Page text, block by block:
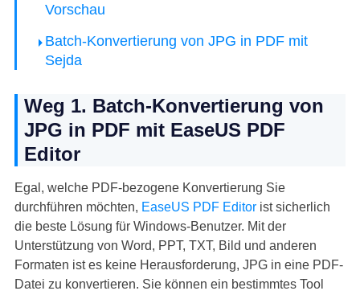
Vorschau
Batch-Konvertierung von JPG in PDF mit
Sejda
Weg 1. Batch-Konvertierung von
JPG in PDF mit EaseUS PDF
Editor
Egal, welche PDF-bezogene Konvertierung Sie
durchführen möchten, EaseUS PDF Editorist sicherlich
die beste Lösung für Windows-Benutzer. Mit der
Unterstützung von Word, PPT, TXT, Bild und anderen
Formaten ist es keine Herausforderung, JPG in eine PDF-
Datei zu konvertieren. Sie können ein bestimmtes Tool